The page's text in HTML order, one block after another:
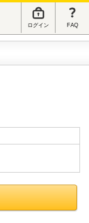
ログイン FAQ